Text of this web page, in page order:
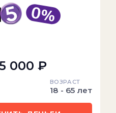
000 ₽
ВОЗРАСТ
18 - 65 лет